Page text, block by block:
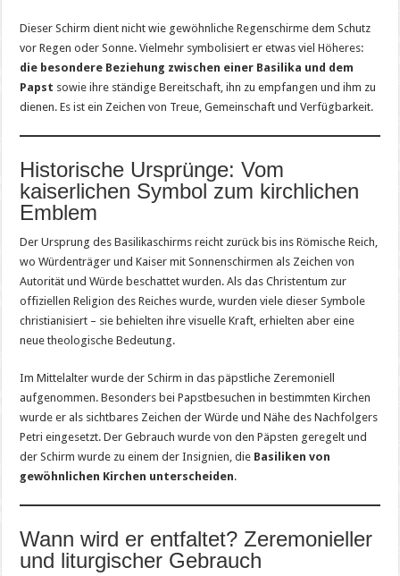
Dieser Schirm dient nicht wie gewöhnliche Regenschirme dem Schutz
vor Regen oder Sonne. Vielmehr symbolisiert er etwas viel Höheres:
die besondere Beziehung zwischen einer Basilika und dem
Papst sowie ihre ständige Bereitschaft, ihn zu empfangen und ihm zu
dienen. Es ist ein Zeichen von Treue, Gemeinschaft und Verfügbarkeit.
Historische Ursprünge: Vom
kaiserlichen Symbol zum kirchlichen
Emblem
Der Ursprung des Basilikaschirms reicht zurück bis ins Römische Reich,
wo Würdenträger und Kaiser mit Sonnenschirmen als Zeichen von
Autorität und Würde beschattet wurden. Als das Christentum zur
offiziellen Religion des Reiches wurde, wurden viele dieser Symbole
christianisiert – sie behielten ihre visuelle Kraft, erhielten aber eine
neue theologische Bedeutung.
Im Mittelalter wurde der Schirm in das päpstliche Zeremoniell
aufgenommen. Besonders bei Papstbesuchen in bestimmten Kirchen
wurde er als sichtbares Zeichen der Würde und Nähe des Nachfolgers
Petri eingesetzt. Der Gebrauch wurde von den Päpsten geregelt und
der Schirm wurde zu einem der Insignien, die Basiliken von
gewöhnlichen Kirchen unterscheiden.
Wann wird er entfaltet? Zeremonieller
und liturgischer Gebrauch